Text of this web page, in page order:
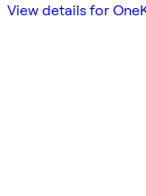
View details for